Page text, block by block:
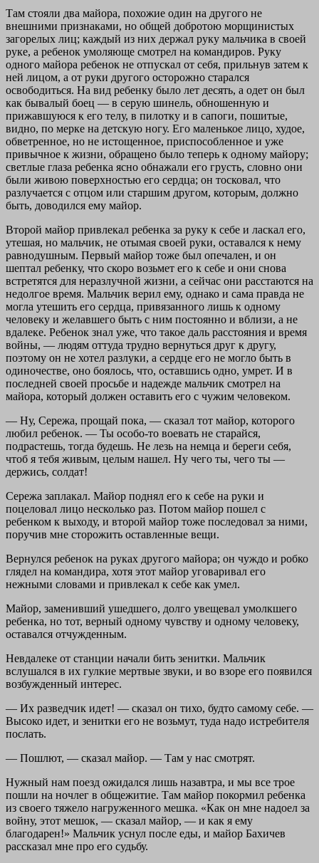
Там стояли два майора, похожие один на другого не
внешними признаками, но общей добротою морщинистых
загорелых лиц; каждый из них держал руку мальчика в своей
руке, а ребенок умоляюще смотрел на командиров. Руку
одного майора ребенок не отпускал от себя, прильнув затем к
ней лицом, а от руки другого осторожно старался
освободиться. На вид ребенку было лет десять, а одет он был
как бывалый боец — в серую шинель, обношенную и
прижавшуюся к его телу, в пилотку и в сапоги, пошитые,
видно, по мерке на детскую ногу. Его маленькое лицо, худое,
обветренное, но не истощенное, приспособленное и уже
привычное к жизни, обращено было теперь к одному майору;
светлые глаза ребенка ясно обнажали его грусть, словно они
были живою поверхностью его сердца; он тосковал, что
разлучается с отцом или старшим другом, которым, должно
быть, доводился ему майор.
Второй майор привлекал ребенка за руку к себе и ласкал его,
утешая, но мальчик, не отымая своей руки, оставался к нему
равнодушным. Первый майор тоже был опечален, и он
шептал ребенку, что скоро возьмет его к себе и они снова
встретятся для неразлучной жизни, а сейчас они расстаются на
недолгое время. Мальчик верил ему, однако и сама правда не
могла утешить его сердца, привязанного лишь к одному
человеку и желавшего быть с ним постоянно и вблизи, а не
вдалеке. Ребенок знал уже, что такое даль расстояния и время
войны, — людям оттуда трудно вернуться друг к другу,
поэтому он не хотел разлуки, а сердце его не могло быть в
одиночестве, оно боялось, что, оставшись одно, умрет. И в
последней своей просьбе и надежде мальчик смотрел на
майора, который должен оставить его с чужим человеком.
— Ну, Сережа, прощай пока, — сказал тот майор, которого
любил ребенок. — Ты особо-то воевать не старайся,
подрастешь, тогда будешь. Не лезь на немца и береги себя,
чтоб я тебя живым, целым нашел. Ну чего ты, чего ты —
держись, солдат!
Сережа заплакал. Майор поднял его к себе на руки и
поцеловал лицо несколько раз. Потом майор пошел с
ребенком к выходу, и второй майор тоже последовал за ними,
поручив мне сторожить оставленные вещи.
Вернулся ребенок на руках другого майора; он чуждо и робко
глядел на командира, хотя этот майор уговаривал его
нежными словами и привлекал к себе как умел.
Майор, заменивший ушедшего, долго увещевал умолкшего
ребенка, но тот, верный одному чувству и одному человеку,
оставался отчужденным.
Невдалеке от станции начали бить зенитки. Мальчик
вслушался в их гулкие мертвые звуки, и во взоре его появился
возбужденный интерес.
— Их разведчик идет! — сказал он тихо, будто самому себе. —
Высоко идет, и зенитки его не возьмут, туда надо истребителя
послать.
— Пошлют, — сказал майор. — Там у нас смотрят.
Нужный нам поезд ожидался лишь назавтра, и мы все трое
пошли на ночлег в общежитие. Там майор покормил ребенка
из своего тяжело нагруженного мешка. «Как он мне надоел за
войну, этот мешок, — сказал майор, — и как я ему
благодарен!» Мальчик уснул после еды, и майор Бахичев
рассказал мне про его судьбу.